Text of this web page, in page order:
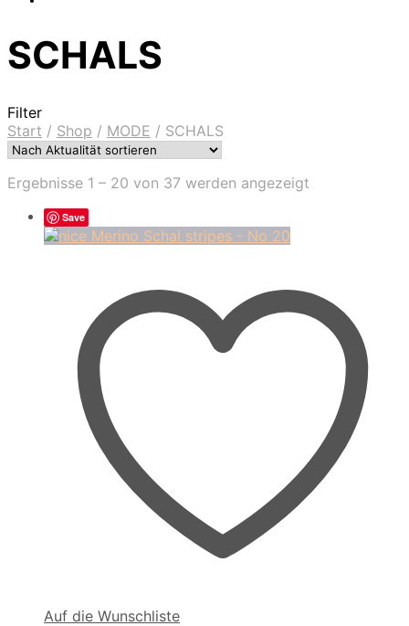
SCHALS
Filter
Start / Shop / MODE / SCHALS
Ergebnisse 1 – 20 von 37 werden angezeigt
Save
Auf die Wunschliste